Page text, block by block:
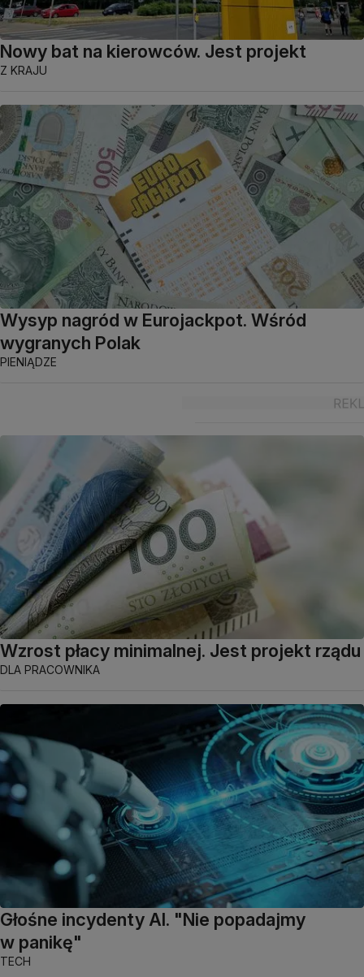
Nowy bat na kierowców. Jest projekt
Z KRAJU
Wysyp nagród w Eurojackpot. Wśród
wygranych Polak
PIENIĄDZE
Wzrost płacy minimalnej. Jest projekt rządu
DLA PRACOWNIKA
Głośne incydenty AI. "Nie popadajmy
w panikę"
TECH